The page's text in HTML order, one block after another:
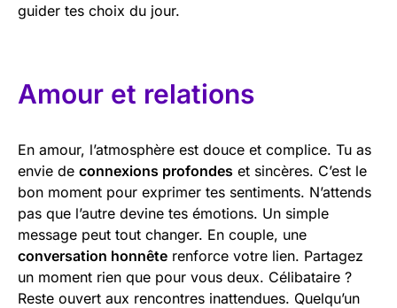
guider tes choix du jour.
Amour et relations
En amour, l’atmosphère est douce et complice. Tu as
envie de connexions profondes et sincères. C’est le
bon moment pour exprimer tes sentiments. N’attends
pas que l’autre devine tes émotions. Un simple
message peut tout changer. En couple, une
conversation honnête renforce votre lien. Partagez
un moment rien que pour vous deux. Célibataire ?
Reste ouvert aux rencontres inattendues. Quelqu’un